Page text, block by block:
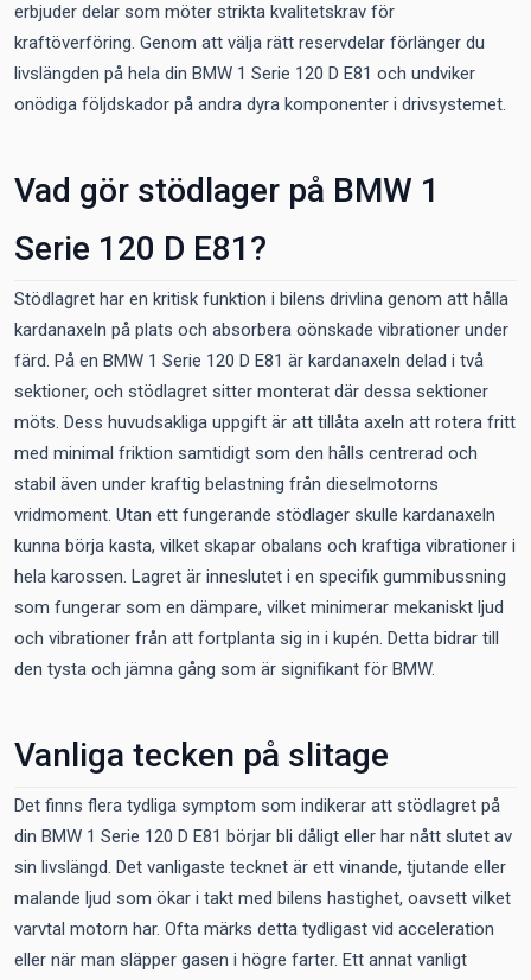
erbjuder delar som möter strikta kvalitetskrav för
kraftöverföring. Genom att välja rätt reservdelar förlänger du
livslängden på hela din BMW 1 Serie 120 D E81 och undviker
onödiga följdskador på andra dyra komponenter i drivsystemet.
Vad gör stödlager på BMW 1
Serie 120 D E81?
Stödlagret har en kritisk funktion i bilens drivlina genom att hålla
kardanaxeln på plats och absorbera oönskade vibrationer under
färd. På en BMW 1 Serie 120 D E81 är kardanaxeln delad i två
sektioner, och stödlagret sitter monterat där dessa sektioner
möts. Dess huvudsakliga uppgift är att tillåta axeln att rotera fritt
med minimal friktion samtidigt som den hålls centrerad och
stabil även under kraftig belastning från dieselmotorns
vridmoment. Utan ett fungerande stödlager skulle kardanaxeln
kunna börja kasta, vilket skapar obalans och kraftiga vibrationer i
hela karossen. Lagret är inneslutet i en specifik gummibussning
som fungerar som en dämpare, vilket minimerar mekaniskt ljud
och vibrationer från att fortplanta sig in i kupén. Detta bidrar till
den tysta och jämna gång som är signifikant för BMW.
Vanliga tecken på slitage
Det finns flera tydliga symptom som indikerar att stödlagret på
din BMW 1 Serie 120 D E81 börjar bli dåligt eller har nått slutet av
sin livslängd. Det vanligaste tecknet är ett vinande, tjutande eller
malande ljud som ökar i takt med bilens hastighet, oavsett vilket
varvtal motorn har. Ofta märks detta tydligast vid acceleration
eller när man släpper gasen i högre farter. Ett annat vanligt